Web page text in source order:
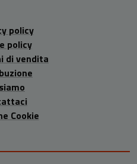
policy
policy
di vendita
Cookie